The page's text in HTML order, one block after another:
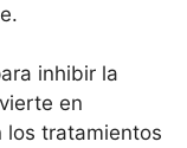
inhibir la
en
los tratamientos